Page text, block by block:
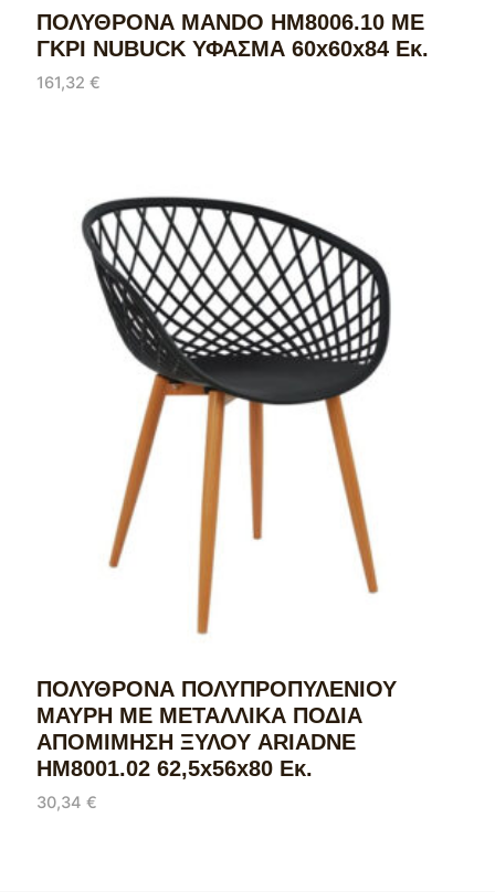
ΠΟΛΥΘΡΟΝΑ MANDO HM8006.10 ΜΕ
ΓΚΡΙ NUBUCK ΥΦΑΣΜΑ 60x60x84 Εκ.
161,32 €
ΠΟΛΥΘΡΟΝΑ ΠΟΛΥΠΡΟΠΥΛΕΝΙΟΥ
ΜΑΥΡΗ ΜΕ ΜΕΤΑΛΛΙΚΑ ΠΟΔΙΑ
ΑΠΟΜΙΜΗΣΗ ΞΥΛΟΥ ARIADNE
HM8001.02 62,5x56x80 Εκ.
30,34 €